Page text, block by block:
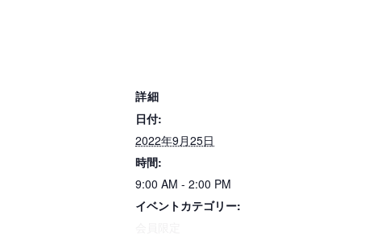
詳細
日付:
2022年9月25日
時間:
9:00 AM - 2:00 PM
イベントカテゴリー: